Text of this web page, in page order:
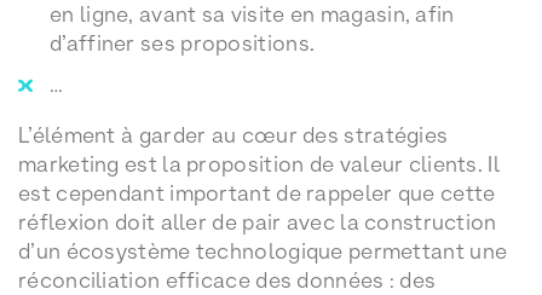
en ligne, avant sa visite en magasin, afin
d’affiner ses propositions.
…
L’élément à garder au cœur des stratégies
marketing est la proposition de valeur clients. Il
est cependant important de rappeler que cette
réflexion doit aller de pair avec la construction
d’un écosystème technologique permettant une
réconciliation efficace des données : des